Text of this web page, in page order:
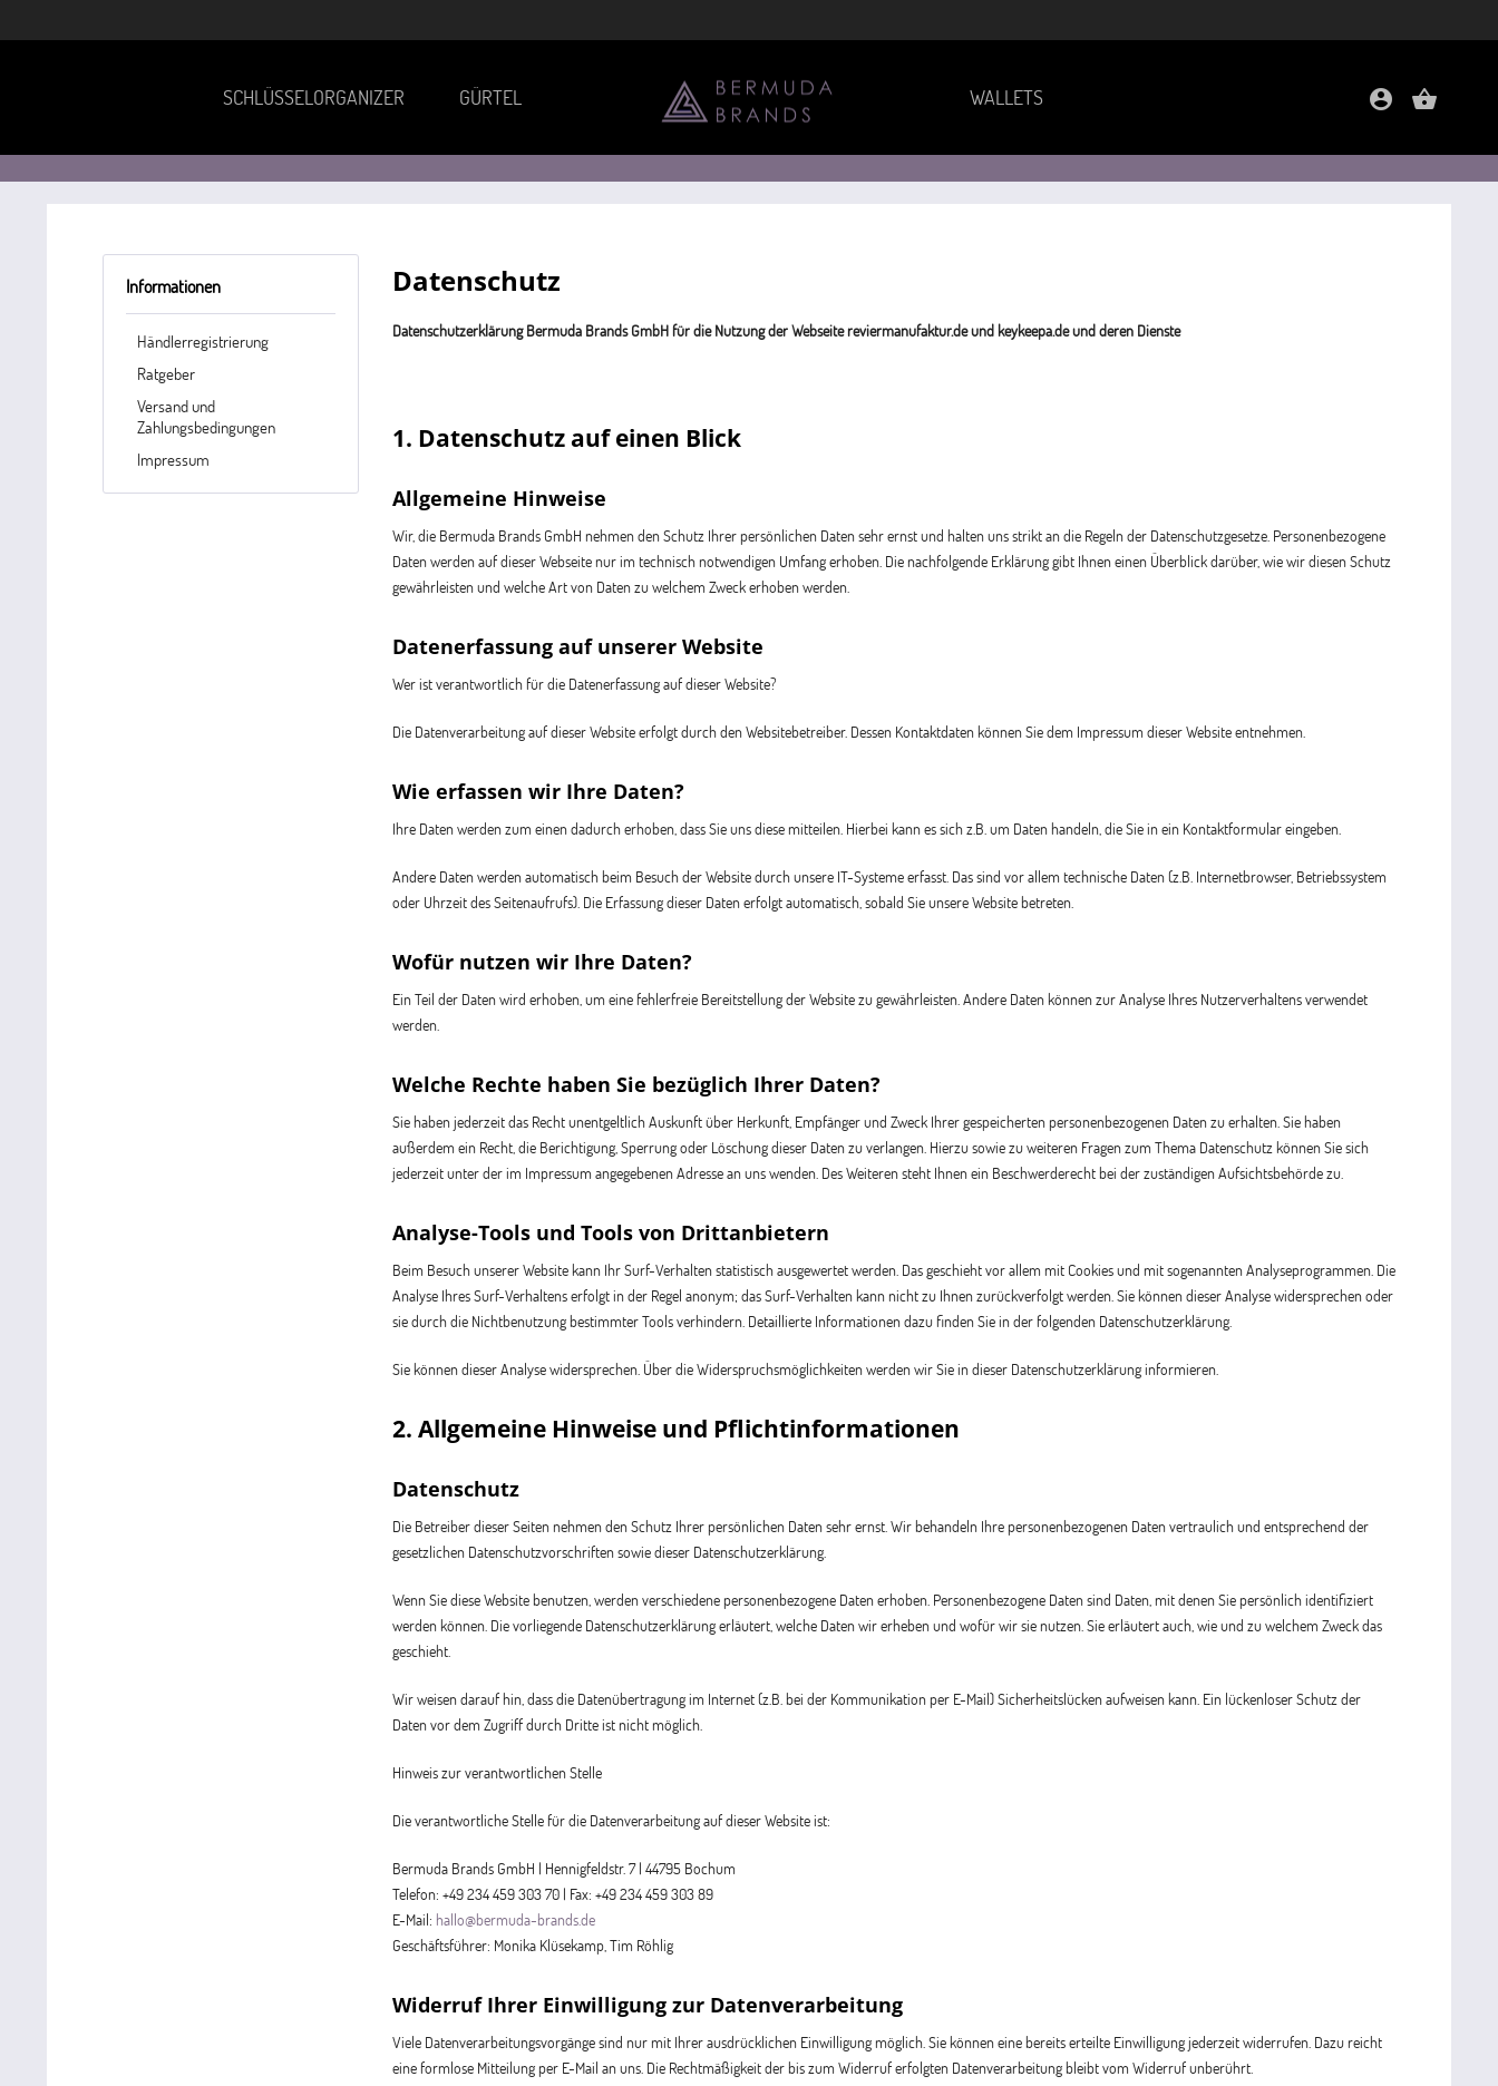
SCHLÜSSELORGANIZER GÜRTEL WALLETS account_circle shopping_basket
Informationen
Händlerregistrierung
Ratgeber
Versand und
Zahlungsbedingungen
Impressum
Datenschutz
Datenschutzerklärung Bermuda Brands GmbH für die Nutzung der Webseite reviermanufaktur.de und keykeepa.de und deren Dienste
1. Datenschutz auf einen Blick
Allgemeine Hinweise
Wir, die Bermuda Brands GmbH nehmen den Schutz Ihrer persönlichen Daten sehr ernst und halten uns strikt an die Regeln der Datenschutzgesetze. Personenbezogene
Daten werden auf dieser Webseite nur im technisch notwendigen Umfang erhoben. Die nachfolgende Erklärung gibt Ihnen einen Überblick darüber, wie wir diesen Schutz
gewährleisten und welche Art von Daten zu welchem Zweck erhoben werden.
Datenerfassung auf unserer Website
Wer ist verantwortlich für die Datenerfassung auf dieser Website?
Die Datenverarbeitung auf dieser Website erfolgt durch den Websitebetreiber. Dessen Kontaktdaten können Sie dem Impressum dieser Website entnehmen.
Wie erfassen wir Ihre Daten?
Ihre Daten werden zum einen dadurch erhoben, dass Sie uns diese mitteilen. Hierbei kann es sich z.B. um Daten handeln, die Sie in ein Kontaktformular eingeben.
Andere Daten werden automatisch beim Besuch der Website durch unsere IT-Systeme erfasst. Das sind vor allem technische Daten (z.B. Internetbrowser, Betriebssystem
oder Uhrzeit des Seitenaufrufs). Die Erfassung dieser Daten erfolgt automatisch, sobald Sie unsere Website betreten.
Wofür nutzen wir Ihre Daten?
Ein Teil der Daten wird erhoben, um eine fehlerfreie Bereitstellung der Website zu gewährleisten. Andere Daten können zur Analyse Ihres Nutzerverhaltens verwendet
werden.
Welche Rechte haben Sie bezüglich Ihrer Daten?
Sie haben jederzeit das Recht unentgeltlich Auskunft über Herkunft, Empfänger und Zweck Ihrer gespeicherten personenbezogenen Daten zu erhalten. Sie haben
außerdem ein Recht, die Berichtigung, Sperrung oder Löschung dieser Daten zu verlangen. Hierzu sowie zu weiteren Fragen zum Thema Datenschutz können Sie sich
jederzeit unter der im Impressum angegebenen Adresse an uns wenden. Des Weiteren steht Ihnen ein Beschwerderecht bei der zuständigen Aufsichtsbehörde zu.
Analyse-Tools und Tools von Drittanbietern
Beim Besuch unserer Website kann Ihr Surf-Verhalten statistisch ausgewertet werden. Das geschieht vor allem mit Cookies und mit sogenannten Analyseprogrammen. Die
Analyse Ihres Surf-Verhaltens erfolgt in der Regel anonym; das Surf-Verhalten kann nicht zu Ihnen zurückverfolgt werden. Sie können dieser Analyse widersprechen oder
sie durch die Nichtbenutzung bestimmter Tools verhindern. Detaillierte Informationen dazu finden Sie in der folgenden Datenschutzerklärung.
Sie können dieser Analyse widersprechen. Über die Widerspruchsmöglichkeiten werden wir Sie in dieser Datenschutzerklärung informieren.
2. Allgemeine Hinweise und Pflichtinformationen
Datenschutz
Die Betreiber dieser Seiten nehmen den Schutz Ihrer persönlichen Daten sehr ernst. Wir behandeln Ihre personenbezogenen Daten vertraulich und entsprechend der
gesetzlichen Datenschutzvorschriften sowie dieser Datenschutzerklärung.
Wenn Sie diese Website benutzen, werden verschiedene personenbezogene Daten erhoben. Personenbezogene Daten sind Daten, mit denen Sie persönlich identifiziert
werden können. Die vorliegende Datenschutzerklärung erläutert, welche Daten wir erheben und wofür wir sie nutzen. Sie erläutert auch, wie und zu welchem Zweck das
geschieht.
Wir weisen darauf hin, dass die Datenübertragung im Internet (z.B. bei der Kommunikation per E-Mail) Sicherheitslücken aufweisen kann. Ein lückenloser Schutz der
Daten vor dem Zugriff durch Dritte ist nicht möglich.
Hinweis zur verantwortlichen Stelle
Die verantwortliche Stelle für die Datenverarbeitung auf dieser Website ist:
Bermuda Brands GmbH | Hennigfeldstr. 7 | 44795 Bochum
Telefon: +49 234 459 303 70 | Fax: +49 234 459 303 89
E-Mail: hallo@bermuda-brands.de
Geschäftsführer: Monika Klüsekamp, Tim Röhlig
Widerruf Ihrer Einwilligung zur Datenverarbeitung
Viele Datenverarbeitungsvorgänge sind nur mit Ihrer ausdrücklichen Einwilligung möglich. Sie können eine bereits erteilte Einwilligung jederzeit widerrufen. Dazu reicht
eine formlose Mitteilung per E-Mail an uns. Die Rechtmäßigkeit der bis zum Widerruf erfolgten Datenverarbeitung bleibt vom Widerruf unberührt.